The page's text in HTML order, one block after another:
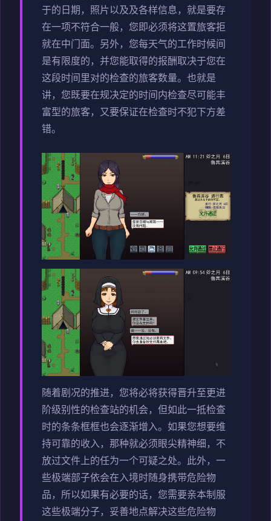
于的日期，照片以及及各样信息，就是要存
在一项不符合一般，您即必须将这置旅客拒
就在中门面。另外，您每天气的工作时候间
是有限度的，并您能取得的报酬取决于您在
这段时间里对的检查的旅客数量。也就是
讲，您既要在规决定的时间内检查尽可能丰
富型的旅客，又要保证在检查时不犯下方差
错。
随着剧况的推进，您将必将获得晋升至更进
阶级别性的检查站的机会，但如此一抵检查
时的条条框框也会逐渐增入。如果您想要维
持可靠的收入，那种就必须眼尖精神细，不
放过文件上的任为一个可疑之处。此外，一
些极端部子依会在入境时随身携带危险物
品，所以如果有必要的话，您需要亲本制服
这些极端分子，妥善地点解决这些危险物